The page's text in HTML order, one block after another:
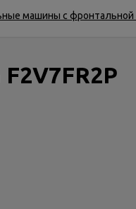
машины с фронтальной